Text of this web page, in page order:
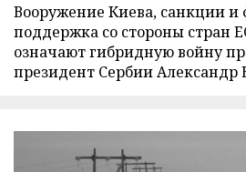
Вооружение Киева, санкции и
поддержка со стороны стран
означают гибридную войну
президент Сербии Александр